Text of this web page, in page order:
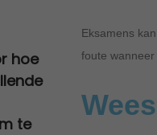
Eksamens
foute wanneer
hoe
te